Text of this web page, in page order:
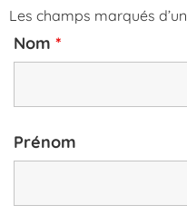
Les champs marqués d’un
Nom *
Prénom